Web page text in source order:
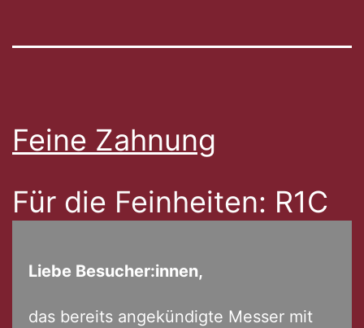
Feine Zahnung
Für die Feinheiten: R1C
Liebe Besucher:innen,
das bereits angekündigte Messer mit